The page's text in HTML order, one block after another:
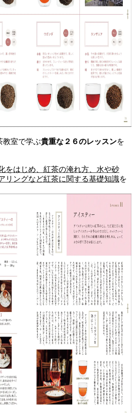
教室で学ぶ貴重な２６のレッスンを
をはじめ、紅茶の淹れ方、水や砂
リングなど紅茶に関する基礎知識を